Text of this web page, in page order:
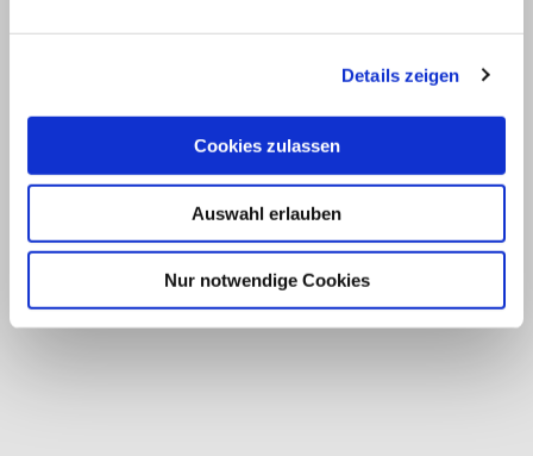
Details zeigen
Cookies zulassen
Auswahl erlauben
Nur notwendige Cookies